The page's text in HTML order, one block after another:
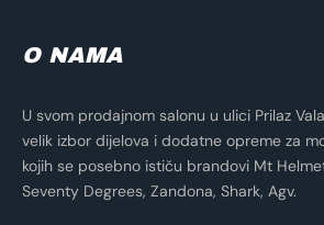
O NAMA
U svom prodajnom salonu u ulici Prilaz
velik izbor dijelova i dodatne opreme za
kojih se posebno ističu brandovi Mt
Seventy Degrees, Zandona, Shark, Agv.